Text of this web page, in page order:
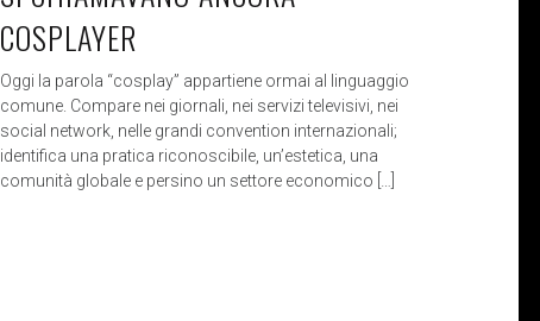
COSPLAYER
Oggi la parola “cosplay” appartiene ormai al linguaggio
comune. Compare nei giornali, nei servizi televisivi, nei
social network, nelle grandi convention internazionali;
identifica una pratica riconoscibile, un’estetica, una
comunità globale e persino un settore economico […]